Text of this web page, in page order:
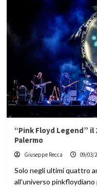
“Pink Floyd Legend” il
Palermo
Giuseppe Recca 09/03/
Solo negli ultimi quattro
all’universo